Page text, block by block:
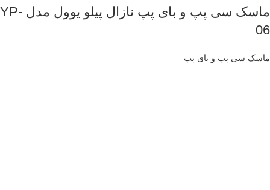
ماسک سی پپ و بای پپ نازال پیلو یوول مدل YP-
06
ماسک سی پپ و بای پپ